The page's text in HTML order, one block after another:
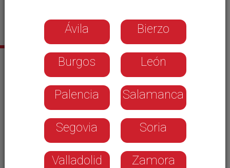
Sus últimas noticias
Ávila Bierzo
Burgos León
Palencia Salamanca
Segovia Soria
Valladolid Zamora